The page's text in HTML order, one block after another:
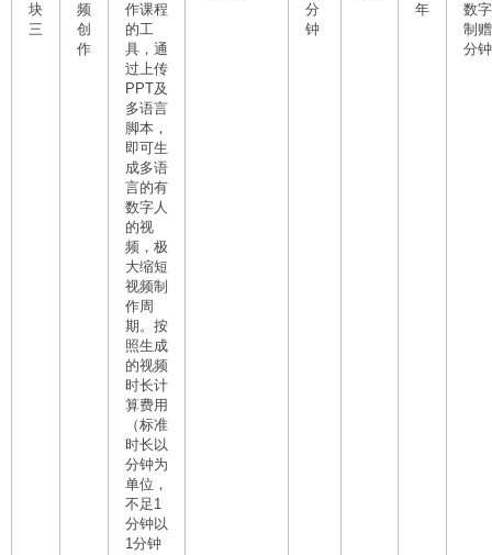
块
三
频
创
作
作课程
的工
具，通
过上传
PPT及
多语言
脚本，
即可生
成多语
言的有
数字人
的视
频，极
大缩短
视频制
作周
期。按
照生成
的视频
时长计
算费用
（标准
时长以
分钟为
单位，
不足1
分钟以
1分钟
分
钟
年
数
制
分钟